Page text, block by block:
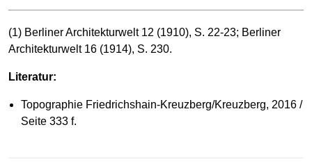
(1) Berliner Architekturwelt 12 (1910), S. 22-23; Berliner
Architekturwelt 16 (1914), S. 230.
Literatur:
Topographie Friedrichshain-Kreuzberg/Kreuzberg, 2016 /
Seite 333 f.